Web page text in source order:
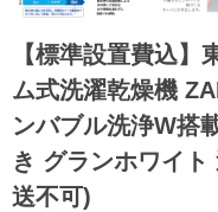
【標準設置費込
ム式洗濯乾燥機
ンバブル洗浄W搭
き グランホワイ
送不可)